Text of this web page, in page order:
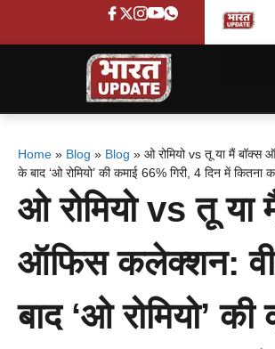
Home » Blog » Blog » ओ रोमियो vs तू या मैं
के बाद ‘ओ रोमियो’ की कमाई 66% गिरी, 4 दिन में कितना
ओ रोमियो vs तू या
ऑफिस कलेक्शन:
बाद ‘ओ रोमियो’ की